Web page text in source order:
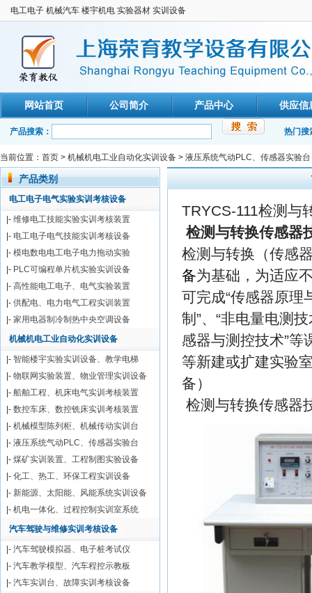
电工电子 机械汽车 楼宇机电 实验器材 实训设备
网站首页 公司简介 产品中心 供应信
产品搜索： 热门搜
当前位置： 首页 > 机械机电工业自动化实训设备 > 液压系统气动PLC、传感器实验台
TRYCS-111检测与
检测与转换传感器
检测与转换（传感
备为基础，为适应
可完成“传感器原理
制”、“非电量电测技
感器与测控技术”
等新建或扩建实验
备）
检测与转换传感器
产品类别
电工电子电气实验实训考核设备
|- 维修电工技能实验实训考核装置
|- 电工电子电气技能实训考核设备
|- 模电数电电工电子电力拖动实验
|- PLC可编程单片机实验实训设备
|- 高性能电工电子、电气实验装置
|- 供配电、电力电气工程实训装置
|- 家用电器制冷制热中央空调设备
机械机电工业自动化实训设备
|- 智能楼宇实验实训设备、教学电梯
|- 物联网实验装置、物业管理实训设备
|- 船舶工程、机床电气实训考核装置
|- 数控车床、数控铣床实训考核装置
|- 机械模型陈列柜、机械传动实训台
|- 液压系统气动PLC、传感器实验台
|- 煤矿实训装置、工程制图实验设备
|- 化工、热工、环保工程实训设备
|- 新能源、太阳能、风能系统实训设备
|- 机电一体化、过程控制实训室系统
汽车驾驶与维修实训考核设备
|- 汽车驾驶模拟器、电子桩考试仪
|- 汽车教学模型、汽车程控示教板
|- 汽车实训台、故障实训考核设备